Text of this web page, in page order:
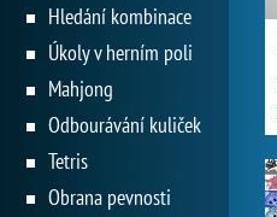
Hledání kombinace
Úkoly v herním poli
Mahjong
Odbourávání kuliček
Tetris
Obrana pevnosti